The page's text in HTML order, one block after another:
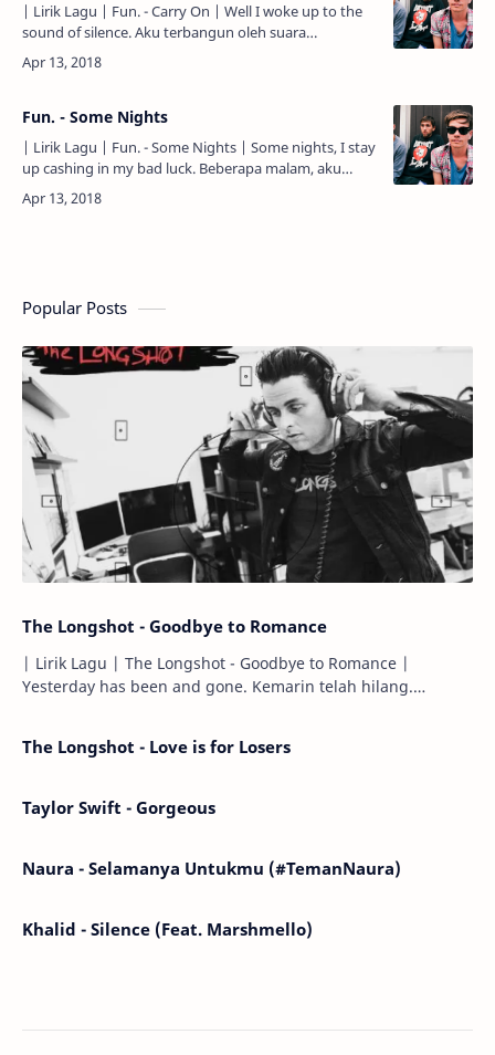
| Lirik Lagu | Fun. - Carry On | Well I woke up to the
sound of silence. Aku terbangun oleh suara
keheningan. The cars were cutting like knives in a fist
figh…
Fun. - Some Nights
| Lirik Lagu | Fun. - Some Nights | Some nights, I stay
up cashing in my bad luck. Beberapa malam, aku
terjaga, menguangkan nasib burukku. Some nights, I
call…
Popular Posts
The Longshot - Goodbye to Romance
| Lirik Lagu | The Longshot - Goodbye to Romance |
Yesterday has been and gone. Kemarin telah hilang.
The Longshot - Love is for Losers
Taylor Swift - Gorgeous
Naura - Selamanya Untukmu (#TemanNaura)
Khalid - Silence (Feat. Marshmello)